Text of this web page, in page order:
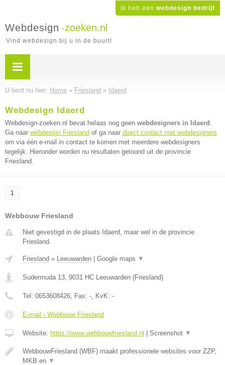
Ik heb een webdesign bedrijf
Webdesign -zoeken.nl
Vind webdesign bij u in de buurt!
U bent nu hier: Home » Friesland » Idaerd
Webdesign Idaerd
Webdesign-zoeken.nl bevat helaas nog geen webdesigners in Idaerd .
Ga naar webdesign Friesland of ga naar direct contact met webdesigners
om via één e-mail in contact te komen met meerdere webdesigners
tegelijk. Hieronder worden nu resultaten getoond uit de provincie
Friesland.
1
Webbouw Friesland
Niet gevestigd in de plaats Idaerd, maar wel in de provincie
Friesland.
Friesland » Leeuwarden Google maps ▼
Sudermuda 13, 9031 HC Leeuwarden (Friesland)
Tel: 0653608426, Fax: -, KvK: -
E-mail › Webbouw Friesland
Website: https://www.webbouwfriesland.nl Screenshot ▼
WebbouwFriesland (WBF) maakt professionele websites voor ZZP,
MKB en ▼